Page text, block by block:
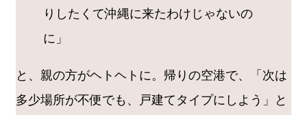
りしたくて沖縄に来たわけじゃないの
に」
と、親の方がヘトヘトに。帰りの空港で、「次は
多少場所が不便でも、戸建てタイプにしよう」と